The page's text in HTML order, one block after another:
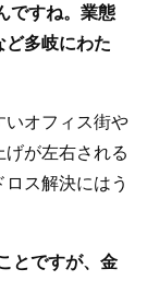
ですね。業態
ど多岐にわた
いオフィス街や
が左右される
ス解決にはう
とですが、金